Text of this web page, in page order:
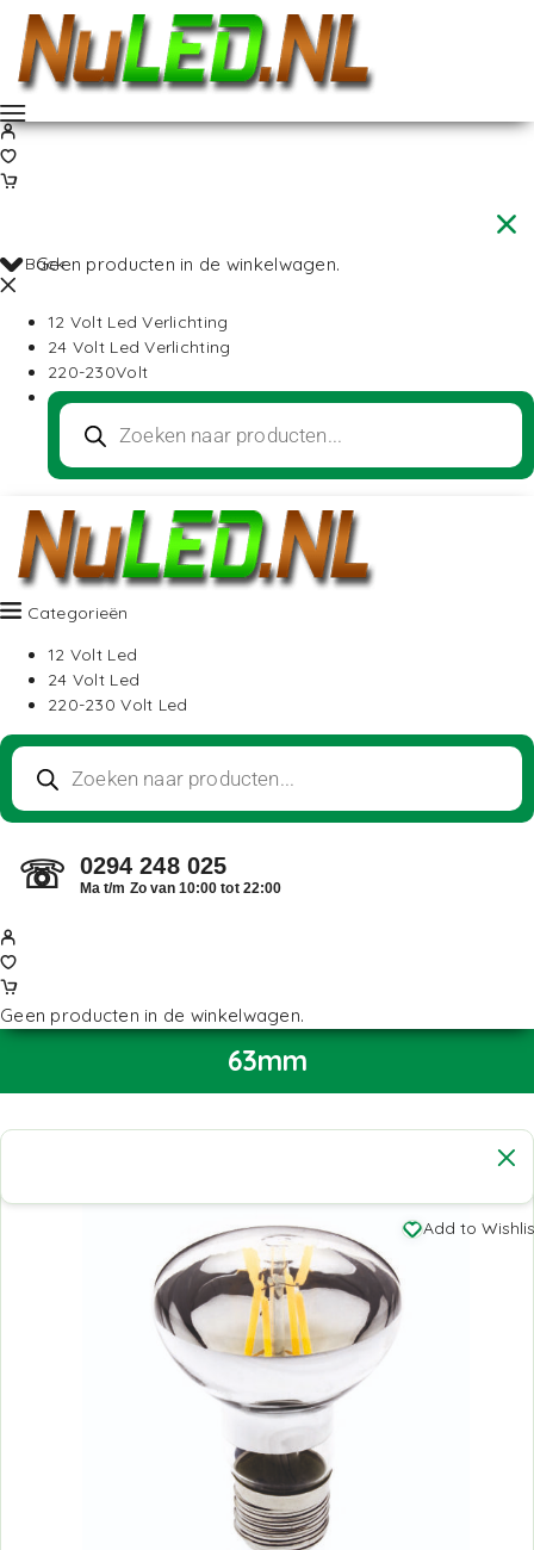
Geen producten in de winkelwagen.
Back
12 Volt Led Verlichting
24 Volt Led Verlichting
220-230Volt
Categorieën
12 Volt Led
24 Volt Led
220-230 Volt Led
☏ 0294 248 025
Ma t/m Zo van 10:00 tot 22:00
Geen producten in de winkelwagen.
63mm
Add to